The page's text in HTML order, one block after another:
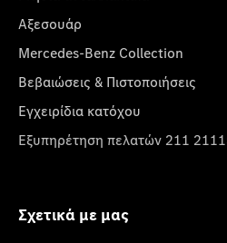
Αξεσουάρ
Mercedes-Benz Collection
Βεβαιώσεις & Πιστοποιήσεις
Εγχειρίδια κατόχου
Εξυπηρέτηση πελατών 211
Σχετικά με μας